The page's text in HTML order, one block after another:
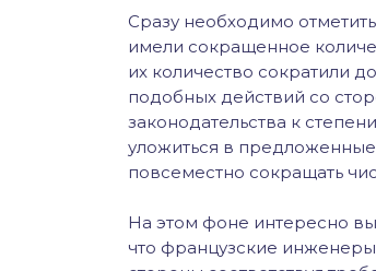
Сразу необходимо
имели сокращенное
их количество сократили
подобных действий со
законодательства к
уложиться в
повсеместно сокращать
На этом фоне интересно
что французские